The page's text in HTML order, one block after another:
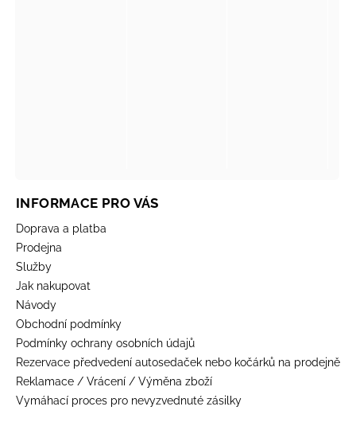
INFORMACE PRO VÁS
Doprava a platba
Prodejna
Služby
Jak nakupovat
Návody
Obchodní podmínky
Podmínky ochrany osobních údajů
Rezervace předvedení autosedaček nebo kočárků na prodejně
Reklamace / Vrácení / Výměna zboží
Vymáhací proces pro nevyzvednuté zásilky